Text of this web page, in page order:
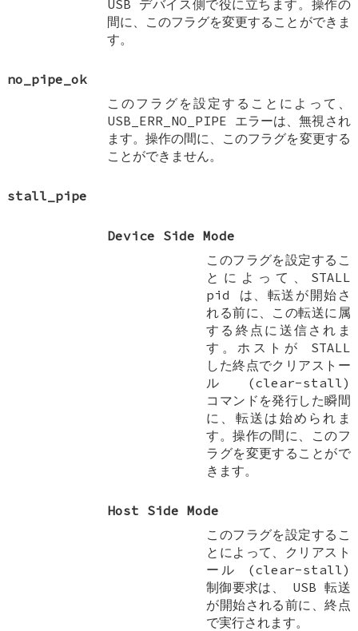
USB デバイス側で役に立ちます。操作の
間に、このフラグを変更することができま
す。
no_pipe_ok
このフラグを設定することによって、
USB_ERR_NO_PIPE エラーは、無視され
ます。操作の間に、このフラグを変更する
ことができません。
stall_pipe
Device Side Mode
このフラグを設定するこ
とによって、STALL
pid は、転送が開始さ
れる前に、この転送に属
する終点に送信されま
す。ホストが STALL
した終点でクリアストー
ル (clear-stall)
コマンドを発行した瞬間
に、転送は始められま
す。操作の間に、このフ
ラグを変更することがで
きます。
Host Side Mode
このフラグを設定するこ
とによって、クリアスト
ール (clear-stall)
制御要求は、 USB 転送
が開始される前に、終点
で実行されます。